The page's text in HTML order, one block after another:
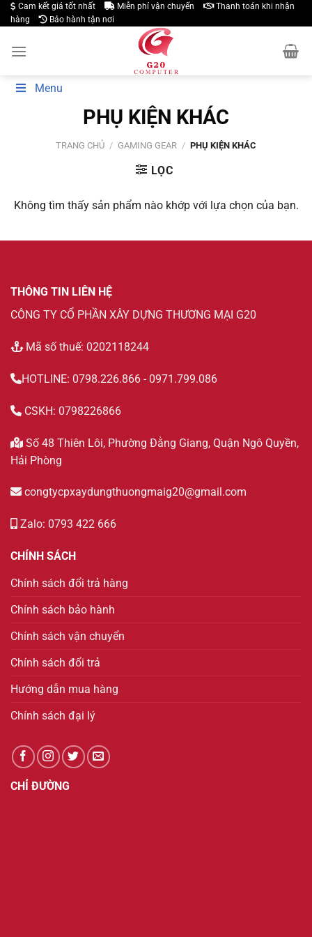
Skip
to
Cam kết giá tốt nhất Miễn phí vận chuyển
Thanh toán khi nhận
hàng
Bảo hành tận nơi
Menu
PHỤ KIỆN KHÁC
TRANG CHỦ / GAMING GEAR / PHỤ KIỆN KHÁC
LỌC
Không tìm thấy sản phẩm nào khớp với lựa chọn của bạn.
THÔNG TIN LIÊN HỆ
CÔNG TY CỔ PHẦN XÂY DỰNG THƯƠNG MẠI G20
Mã số thuế: 0202118244
HOTLINE: 0798.226.866 - 0971.799.086
CSKH: 0798226866
Số 48 Thiên Lôi, Phường Đằng Giang, Quận Ngô Quyền,
Hải Phòng
congtycpxaydungthuongmaig20@gmail.com
Zalo: 0793 422 666
CHÍNH SÁCH
Chính sách đổi trả hàng
Chính sách bảo hành
Chính sách vận chuyển
Chính sách đổi trả
Hướng dẫn mua hàng
Chính sách đại lý
CHỈ ĐƯỜNG